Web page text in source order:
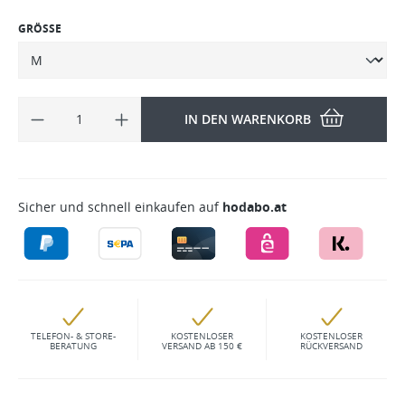
GRÖSSE
IN DEN WARENKORB
Sicher und schnell einkaufen auf hodabo.at
TELEFON- & STORE-
BERATUNG
KOSTENLOSER
VERSAND AB 150 €
KOSTENLOSER
RÜCKVERSAND